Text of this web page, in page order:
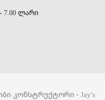
7.00 ლარი
კონსტრუქტორი - Jay's